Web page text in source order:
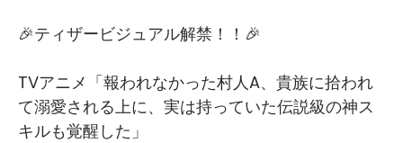
🎉ティザービジュアル解禁！！🎉
TVアニメ「報われなかった村人A、貴族に拾われ
て溺愛される上に、実は持っていた伝説級の神ス
キルも覚醒した」